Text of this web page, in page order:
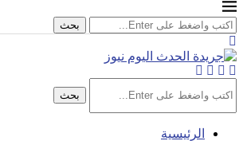
بحث
بحث
الرئيسية